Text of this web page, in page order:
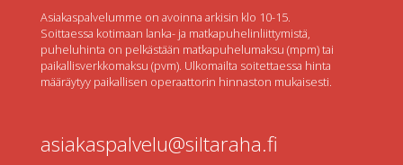
Asiakaspalvelumme on avoinna arkisin klo 10-15.
Soittaessa kotimaan lanka- ja matkapuhelinliittymistä,
puheluhinta on pelkästään matkapuhelumaksu (mpm) tai
paikallisverkkomaksu (pvm). Ulkomailta soitettaessa hinta
määräytyy paikallisen operaattorin hinnaston mukaisesti.
asiakaspalvelu@siltaraha.fi